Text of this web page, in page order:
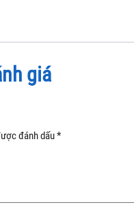
giá
đánh dấu*